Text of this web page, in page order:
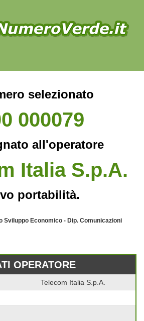
selezionato
000079
all'operatore
Italia S.p.A.
portabilità.
Sviluppo Economico - Dip. Comunicazioni
OPERATORE
Telecom Italia S.p.A.